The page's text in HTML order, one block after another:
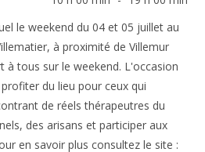
le weekend du 04 et 05 juillet au
à proximité de Villemur
à tous sur le weekend. L'occasion
du lieu pour ceux qui
de réels thérapeutres du
des arisans et participer aux
en savoir plus consultez le site :